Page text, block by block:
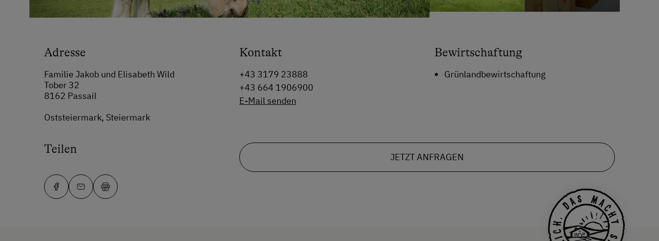
Adresse
Familie Jakob und Elisabeth Wild
Tober 32
8162 Passail
Oststeiermark, Steiermark
Kontakt
+43 3179 23888
+43 664 1906900
E-Mail senden
Bewirtschaftung
Grünlandbewirtschaftung
Teilen
JETZT ANFRAGEN